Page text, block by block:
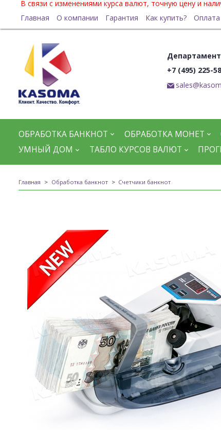
В связи с изменениями курса валют, точную цену и
Главная
О компании Гарантия Как купить? Оплата
+7 (495) 225-
ОБРАБОТКА БАНКНОТ ОБРАБОТКА МОНЕТ
УМНЫЙ ДОМ
ТАБЛО КУРСОВ ВАЛЮТ
Главная Обработка банкнот Счетчики банкнот